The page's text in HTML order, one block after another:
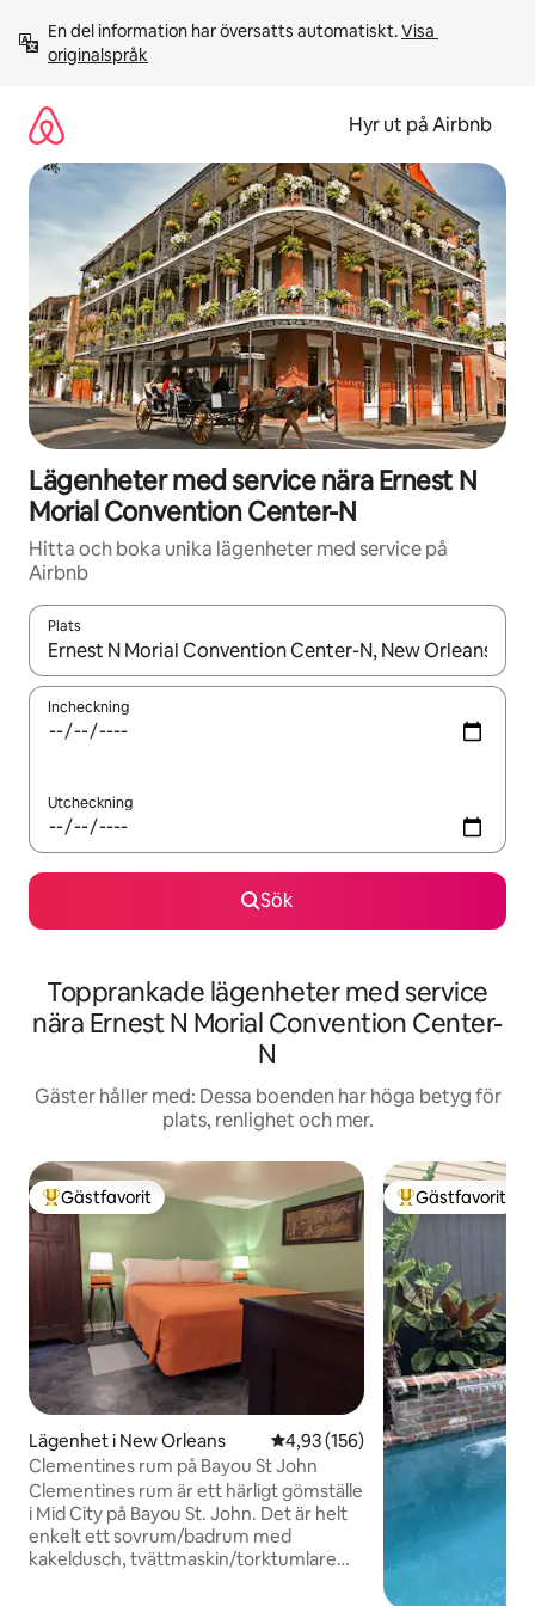
innehåll
En del information har översatts automatiskt. Visa
originalspråk
Hyr ut på Airbnb
Lägenheter med service nära Ernest N
Morial Convention Center-N
Hitta och boka unika lägenheter med service på
Airbnb
Plats
När resultaten är tillgängliga kan du navigera med upp- och
Incheckning
Utcheckning
Sök
Topprankade lägenheter med service
nära Ernest N Morial Convention Center-
N
Gäster håller med: Dessa boenden har höga betyg för
plats, renlighet och mer.
Populär gästfavorit
Gästfavorit
Lägenhet i New Orleans 4,93 av 5 i genomsnittligt
4,93 (156)
Clementines rum på Bayou St John
Clementines rum är ett härligt gömställe
i Mid City på Bayou St. John. Det är helt
enkelt ett sovrum/badrum med
kakeldusch, tvättmaskin/torktumlare
Populär
Gästfavorit